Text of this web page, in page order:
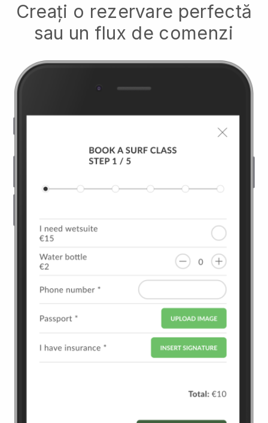
Creați o rezervare perfectă
sau un flux de comenzi